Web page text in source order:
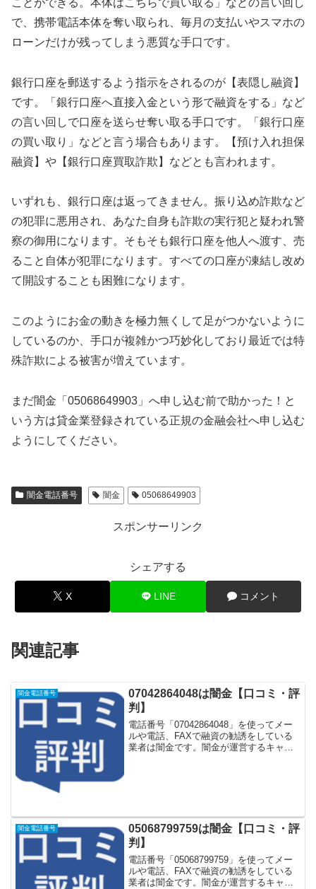
で、携帯電話本体を奪い取られ、毎月の支払いやスマホの
ローンだけが残ってしまう悪質な手口です。
銀行口座を郵送するよう指示をされるのが【表隠し融資】
です。「銀行口座へ直接入金という形で融資をする」など
の言い回しで口座を送らせ奪い取る手口です。「銀行口座
の買い取り」などと言う場合もあります。【預け入れ担保
融資】や【銀行口座買取詐欺】などとも言われます。
いずれも、銀行口座は返ってきません。振り込め詐欺など
の犯罪に悪用され、あなた自身も詐欺の実行犯と疑われ警
察の御用になります。そもそも銀行口座を他人へ渡す、売
ること自体が犯罪になります。すべての口座が凍結し改め
て開設することも困難になります。
このようにお金の動きを極力無くして足がつかないように
しているのか、手口が複雑かつ巧妙化しており最近では特
殊詐欺による被害が増えています。
まだ闇金「05068649903」へ申し込む前で助かった！と
いう方は貸金業登録されている正規の金融会社へ申し込む
ようにしてください。
闇金電話番号 闇金 05068649903
スポンサーリンク
シェアする
X LINE コメント
関連記事
闇金電話番号
07042864048は闇金【口コミ・評
判】
電話番号「07042864048」を使ってメー
ルや電話、FAXで融資の勧誘をしている
業者は闇金です。闇金が運営するキャッ
闇金電話番号
05068799759は闇金【口コミ・評
判】
電話番号「05068799759」を使ってメー
ルや電話、FAXで融資の勧誘をしている
業者は闇金です。闇金が運営するキャッ